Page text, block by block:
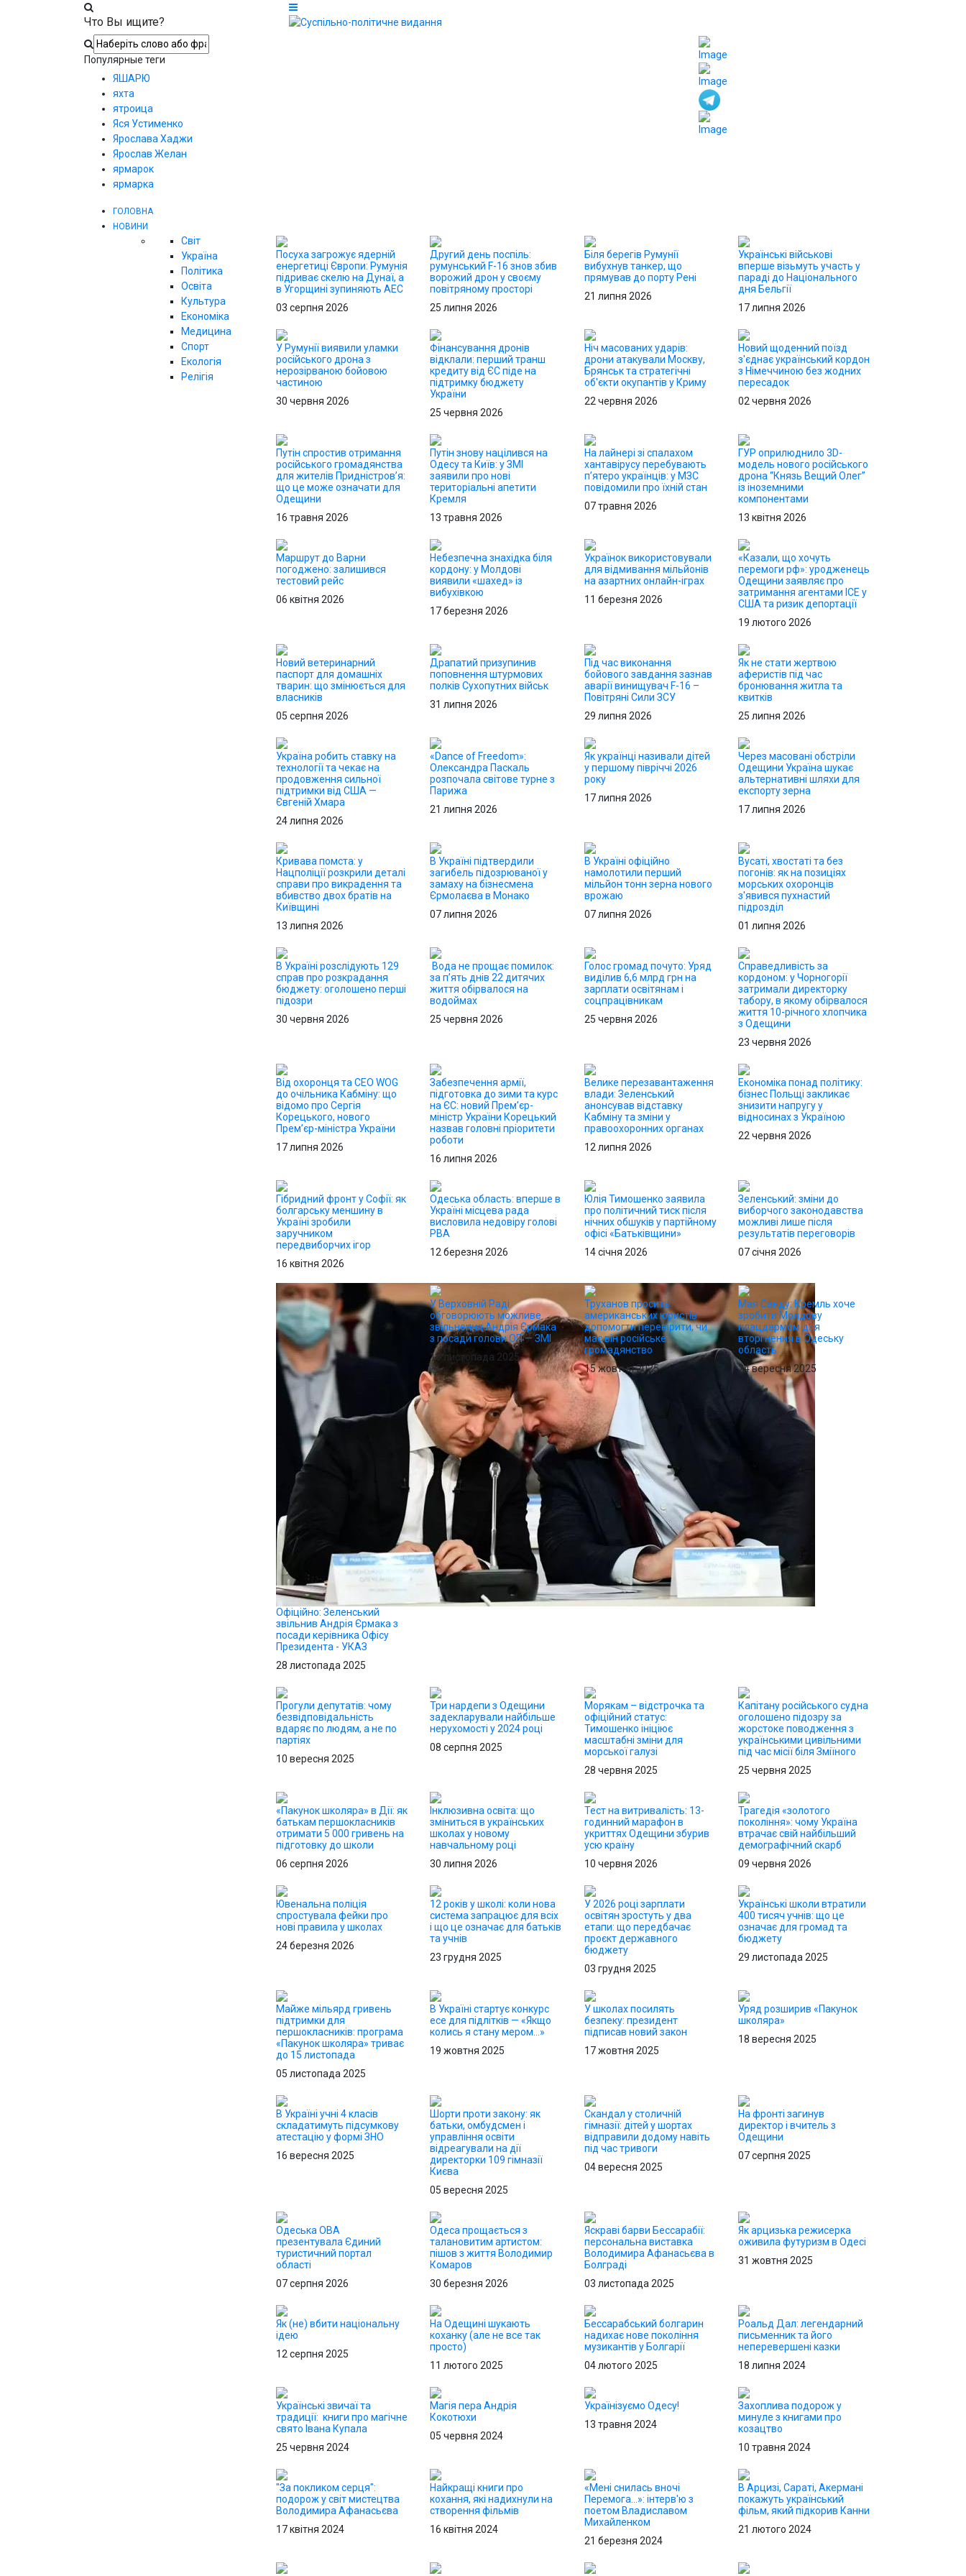
Что Вы ищите?
Популярные теги
ЯШАРЮ
яхта
ятроица
Яся Устименко
Ярослава Хаджи
Ярослав Желан
ярмарок
ярмарка
ГОЛОВНА
НОВИНИ
Світ
Україна
Політика
Освіта
Культура
Економіка
Медицина
Спорт
Екологія
Релігія
Посуха загрожує ядерній
енергетиці Європи: Румунія
підриває скелю на Дунаї, а
в Угорщині зупиняють АЕС
03 серпня 2026
Другий день поспіль:
румунський F-16 знов збив
ворожий дрон у своєму
повітряному просторі
25 липня 2026
Біля берегів Румунії
вибухнув танкер, що
прямував до порту Рені
21 липня 2026
Українські військові
вперше візьмуть участь у
параді до Національного
дня Бельгії
17 липня 2026
У Румунії виявили уламки
російського дрона з
нерозірваною бойовою
частиною
30 червня 2026
Фінансування дронів
відклали: перший транш
кредиту від ЄС піде на
підтримку бюджету
України
25 червня 2026
Ніч масованих ударів:
дрони атакували Москву,
Брянськ та стратегічні
об'єкти окупантів у Криму
22 червня 2026
Новий щоденний поїзд
з'єднає український кордон
з Німеччиною без жодних
пересадок
02 червня 2026
Путін спростив отримання
російського громадянства
для жителів Придністров’я:
що це може означати для
Одещини
16 травня 2026
Путін знову націлився на
Одесу та Київ: у ЗМІ
заявили про нові
територіальні апетити
Кремля
13 травня 2026
На лайнері зі спалахом
хантавірусу перебувають
п’ятеро українців: у МЗС
повідомили про їхній стан
07 травня 2026
ГУР оприлюднило 3D-
модель нового російського
дрона “Князь Вещий Олег”
із іноземними
компонентами
13 квітня 2026
Маршрут до Варни
погоджено: залишився
тестовий рейс
06 квітня 2026
Небезпечна знахідка біля
кордону: у Молдові
виявили «шахед» із
вибухівкою
17 березня 2026
Українок використовували
для відмивання мільйонів
на азартних онлайн-іграх
11 березня 2026
«Казали, що хочуть
перемоги рф»: уродженець
Одещини заявляє про
затримання агентами ICE у
США та ризик депортації
19 лютого 2026
Новий ветеринарний
паспорт для домашніх
тварин: що змінюється для
власників
05 серпня 2026
Драпатий призупинив
поповнення штурмових
полків Сухопутних військ
31 липня 2026
Під час виконання
бойового завдання зазнав
аварії винищувач F-16 –
Повітряні Сили ЗСУ
29 липня 2026
Як не стати жертвою
аферистів під час
бронювання житла та
квитків
25 липня 2026
Україна робить ставку на
технології та чекає на
продовження сильної
підтримки від США —
Євгеній Хмара
24 липня 2026
«Dance of Freedom»:
Олександра Паскаль
розпочала світове турне з
Парижа
21 липня 2026
Як українці називали дітей
у першому півріччі 2026
року
17 липня 2026
Через масовані обстріли
Одещини Україна шукає
альтернативні шляхи для
експорту зерна
17 липня 2026
Кривава помста: у
Нацполіції розкрили деталі
справи про викрадення та
вбивство двох братів на
Київщині
13 липня 2026
В Україні підтвердили
загибель підозрюваної у
замаху на бізнесмена
Єрмолаєва в Монако
07 липня 2026
В Україні офіційно
намолотили перший
мільйон тонн зерна нового
врожаю
07 липня 2026
Вусаті, хвостаті та без
погонів: як на позиціях
морських охоронців
з'явився пухнастий
підрозділ
01 липня 2026
В Україні розслідують 129
справ про розкрадання
бюджету: оголошено перші
підозри
30 червня 2026
Вода не прощає помилок:
за п’ять днів 22 дитячих
життя обірвалося на
водоймах
25 червня 2026
Голос громад почуто: Уряд
виділив 6,6 млрд грн на
зарплати освітянам і
соцпрацівникам
25 червня 2026
Справедливість за
кордоном: у Чорногорії
затримали директорку
табору, в якому обірвалося
життя 10-річного хлопчика
з Одещини
23 червня 2026
Від охоронця та CEO WOG
до очільника Кабміну: що
відомо про Сергія
Корецького, нового
Прем’єр-міністра України
17 липня 2026
Забезпечення армії,
підготовка до зими та курс
на ЄС: новий Прем’єр-
міністр України Корецький
назвав головні пріоритети
роботи
16 липня 2026
Велике перезавантаження
влади: Зеленський
анонсував відставку
Кабміну та зміни у
правоохоронних органах
12 липня 2026
Економіка понад політику:
бізнес Польщі закликає
знизити напругу у
відносинах з Україною
22 червня 2026
Гібридний фронт у Софії: як
болгарську меншину в
Україні зробили
заручником
передвиборчих ігор
16 квітня 2026
Одеська область: вперше в
Україні місцева рада
висловила недовіру голові
РВА
12 березня 2026
Юлія Тимошенко заявила
про політичний тиск після
нічних обшуків у партійному
офісі «Батьківщини»
14 січня 2026
Зеленський: зміни до
виборчого законодавства
можливі лише після
результатів переговорів
07 січня 2026
Офіційно: Зеленський
звільнив Андрія Єрмака з
посади керівника Офісу
Президента - УКАЗ
28 листопада 2025
У Верховній Раді
обговорюють можливе
звільнення Андрія Єрмака
з посади голови ОП — ЗМІ
18 листопада 2025
Труханов просить
американських юристів
допомогти перевірити, чи
має він російське
громадянство
15 жовтня 2025
Мая Санду: Кремль хоче
зробити Молдову
плацдармом для
вторгнення в Одеську
область
24 вересня 2025
Прогули депутатів: чому
безвідповідальність
вдаряє по людям, а не по
партіях
10 вересня 2025
Три нардепи з Одещини
задекларували найбільше
нерухомості у 2024 році
08 серпня 2025
Морякам – відстрочка та
офіційний статус:
Тимошенко ініціює
масштабні зміни для
морської галузі
28 червня 2025
Капітану російського судна
оголошено підозру за
жорстоке поводження з
українськими цивільними
під час місії біля Зміїного
25 червня 2025
«Пакунок школяра» в Дії: як
батькам першокласників
отримати 5 000 гривень на
підготовку до школи
06 серпня 2026
Інклюзивна освіта: що
зміниться в українських
школах у новому
навчальному році
30 липня 2026
Тест на витривалість: 13-
годинний марафон в
укриттях Одещини збурив
усю країну
10 червня 2026
Трагедія «золотого
покоління»: чому Україна
втрачає свій найбільший
демографічний скарб
09 червня 2026
Ювенальна поліція
спростувала фейки про
нові правила у школах
24 березня 2026
12 років у школі: коли нова
система запрацює для всіх
і що це означає для батьків
та учнів
23 грудня 2025
У 2026 році зарплати
освітян зростуть у два
етапи: що передбачає
проєкт державного
бюджету
03 грудня 2025
Українські школи втратили
400 тисяч учнів: що це
означає для громад та
бюджету
29 листопада 2025
Майже мільярд гривень
підтримки для
першокласників: програма
«Пакунок школяра» триває
до 15 листопада
05 листопада 2025
В Україні стартує конкурс
есе для підлітків — «Якщо
колись я стану мером…»
19 жовтня 2025
У школах посилять
безпеку: президент
підписав новий закон
17 жовтня 2025
Уряд розширив «Пакунок
школяра»
18 вересня 2025
В Україні учні 4 класів
складатимуть підсумкову
атестацію у формі ЗНО
16 вересня 2025
Шорти проти закону: як
батьки, омбудсмен і
управління освіти
відреагували на дії
директорки 109 гімназії
Києва
05 вересня 2025
Скандал у столичній
гімназії: дітей у шортах
відправили додому навіть
під час тривоги
04 вересня 2025
На фронті загинув
директор і вчитель з
Одещини
07 серпня 2025
Одеська ОВА
презентувала Єдиний
туристичний портал
області
07 серпня 2026
Одеса прощається з
талановитим артистом:
пішов з життя Володимир
Комаров
30 березня 2026
Яскраві барви Бессарабії:
персональна виставка
Володимира Афанасьєва в
Болграді
03 листопада 2025
Як арцизька режисерка
оживила футуризм в Одесі
31 жовтня 2025
Як (не) вбити національну
ідею
12 серпня 2025
На Одещині шукають
коханку (але не все так
просто)
11 лютого 2025
Бессарабський болгарин
надихає нове покоління
музикантів у Болгарії
04 лютого 2025
Роальд Дал: легендарний
письменник та його
неперевершені казки
18 липня 2024
Українські звичаї та
традиції: книги про магічне
свято Івана Купала
25 червня 2024
Магія пера Андрія
Кокотюхи
05 червня 2024
Українізуємо Одесу!
13 травня 2024
Захоплива подорож у
минуле з книгами про
козацтво
10 травня 2024
"За покликом серця":
подорож у світ мистецтва
Володимира Афанасьєва
17 квітня 2024
Найкращі книги про
кохання, які надихнули на
створення фільмів
16 квітня 2024
«Мені снилась вночі
Перемога...»: інтерв'ю з
поетом Владиславом
Михайленком
21 березня 2024
В Арцизі, Сараті, Акермані
покажуть український
фільм, який підкорив Канни
21 лютого 2024